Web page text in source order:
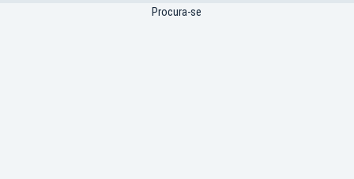
Procura-se